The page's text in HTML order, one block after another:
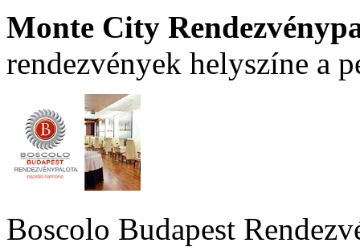
Monte City
rendezvények helyszíne a
Boscolo Budapest